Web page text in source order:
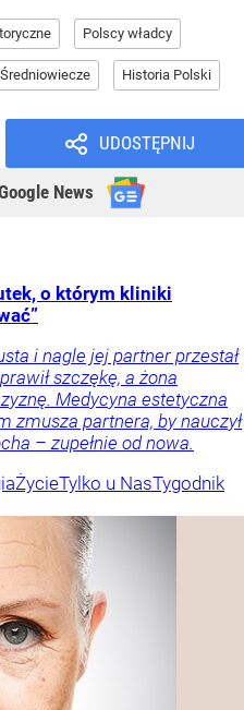
Polscy władcy
Średniowiecze Historia Polski
UDOSTĘPNIJ
News
o którym kliniki
i nagle jej partner przestał
szczękę, a żona
Medycyna estetyczna
zmusza partnera, by nauczył
– zupełnie od nowa.
ŻycieTylko u NasTygodnik